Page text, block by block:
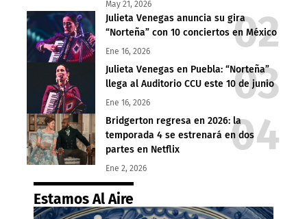
May 21, 2026
Julieta Venegas anuncia su gira
“Norteña” con 10 conciertos en México
Ene 16, 2026
Julieta Venegas en Puebla: “Norteña”
llega al Auditorio CCU este 10 de junio
Ene 16, 2026
Bridgerton regresa en 2026: la
temporada 4 se estrenará en dos
partes en Netflix
Ene 2, 2026
Estamos Al Aire